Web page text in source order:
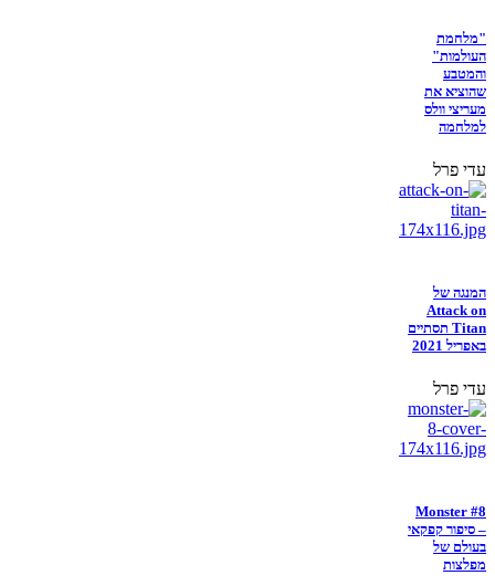
"מלחמת
העולמות"
והמטבע
שהוציא את
מעריצי וולס
למלחמה
עדי פרל
המנגה של
Attack on
Titan תסתיים
באפריל 2021
עדי פרל
Monster #8
– סיפור קפקאי
בעולם של
מפלצות